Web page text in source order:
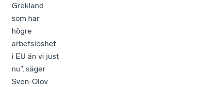
Grekland
som har
högre
arbetslöshet
i EU än vi just
nu”, säger
Sven-Olov